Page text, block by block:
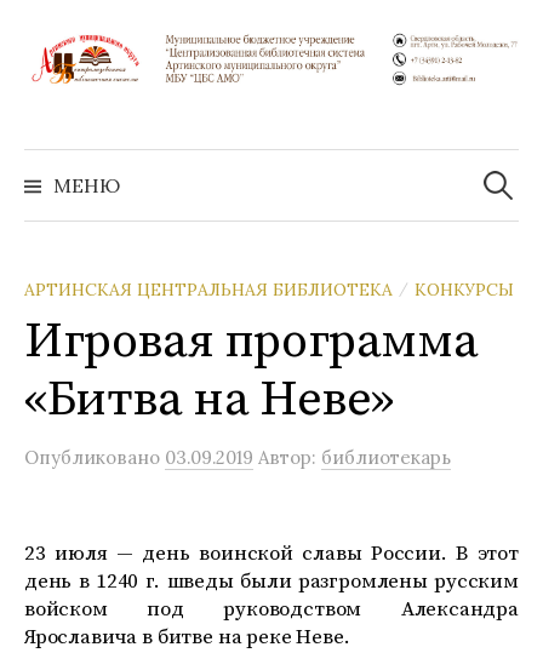
содержимому
МЕНЮ
Найти:
АРТИНСКАЯ ЦЕНТРАЛЬНАЯ БИБЛИОТЕКА / КОНКУРСЫ
Игровая программа
«Битва на Неве»
Опубликовано 03.09.2019 Автор: библиотекарь
23 июля — день воинской славы России. В этот
день в 1240 г. шведы были разгромлены русским
войском под руководством Александра
Ярославича в битве на реке Неве.